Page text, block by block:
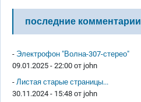
последние комментарии
- Электрофон "Волна-307-стерео"
09.01.2025 - 22:00 от john
- Листая старые страницы...
30.11.2024 - 15:48 от john